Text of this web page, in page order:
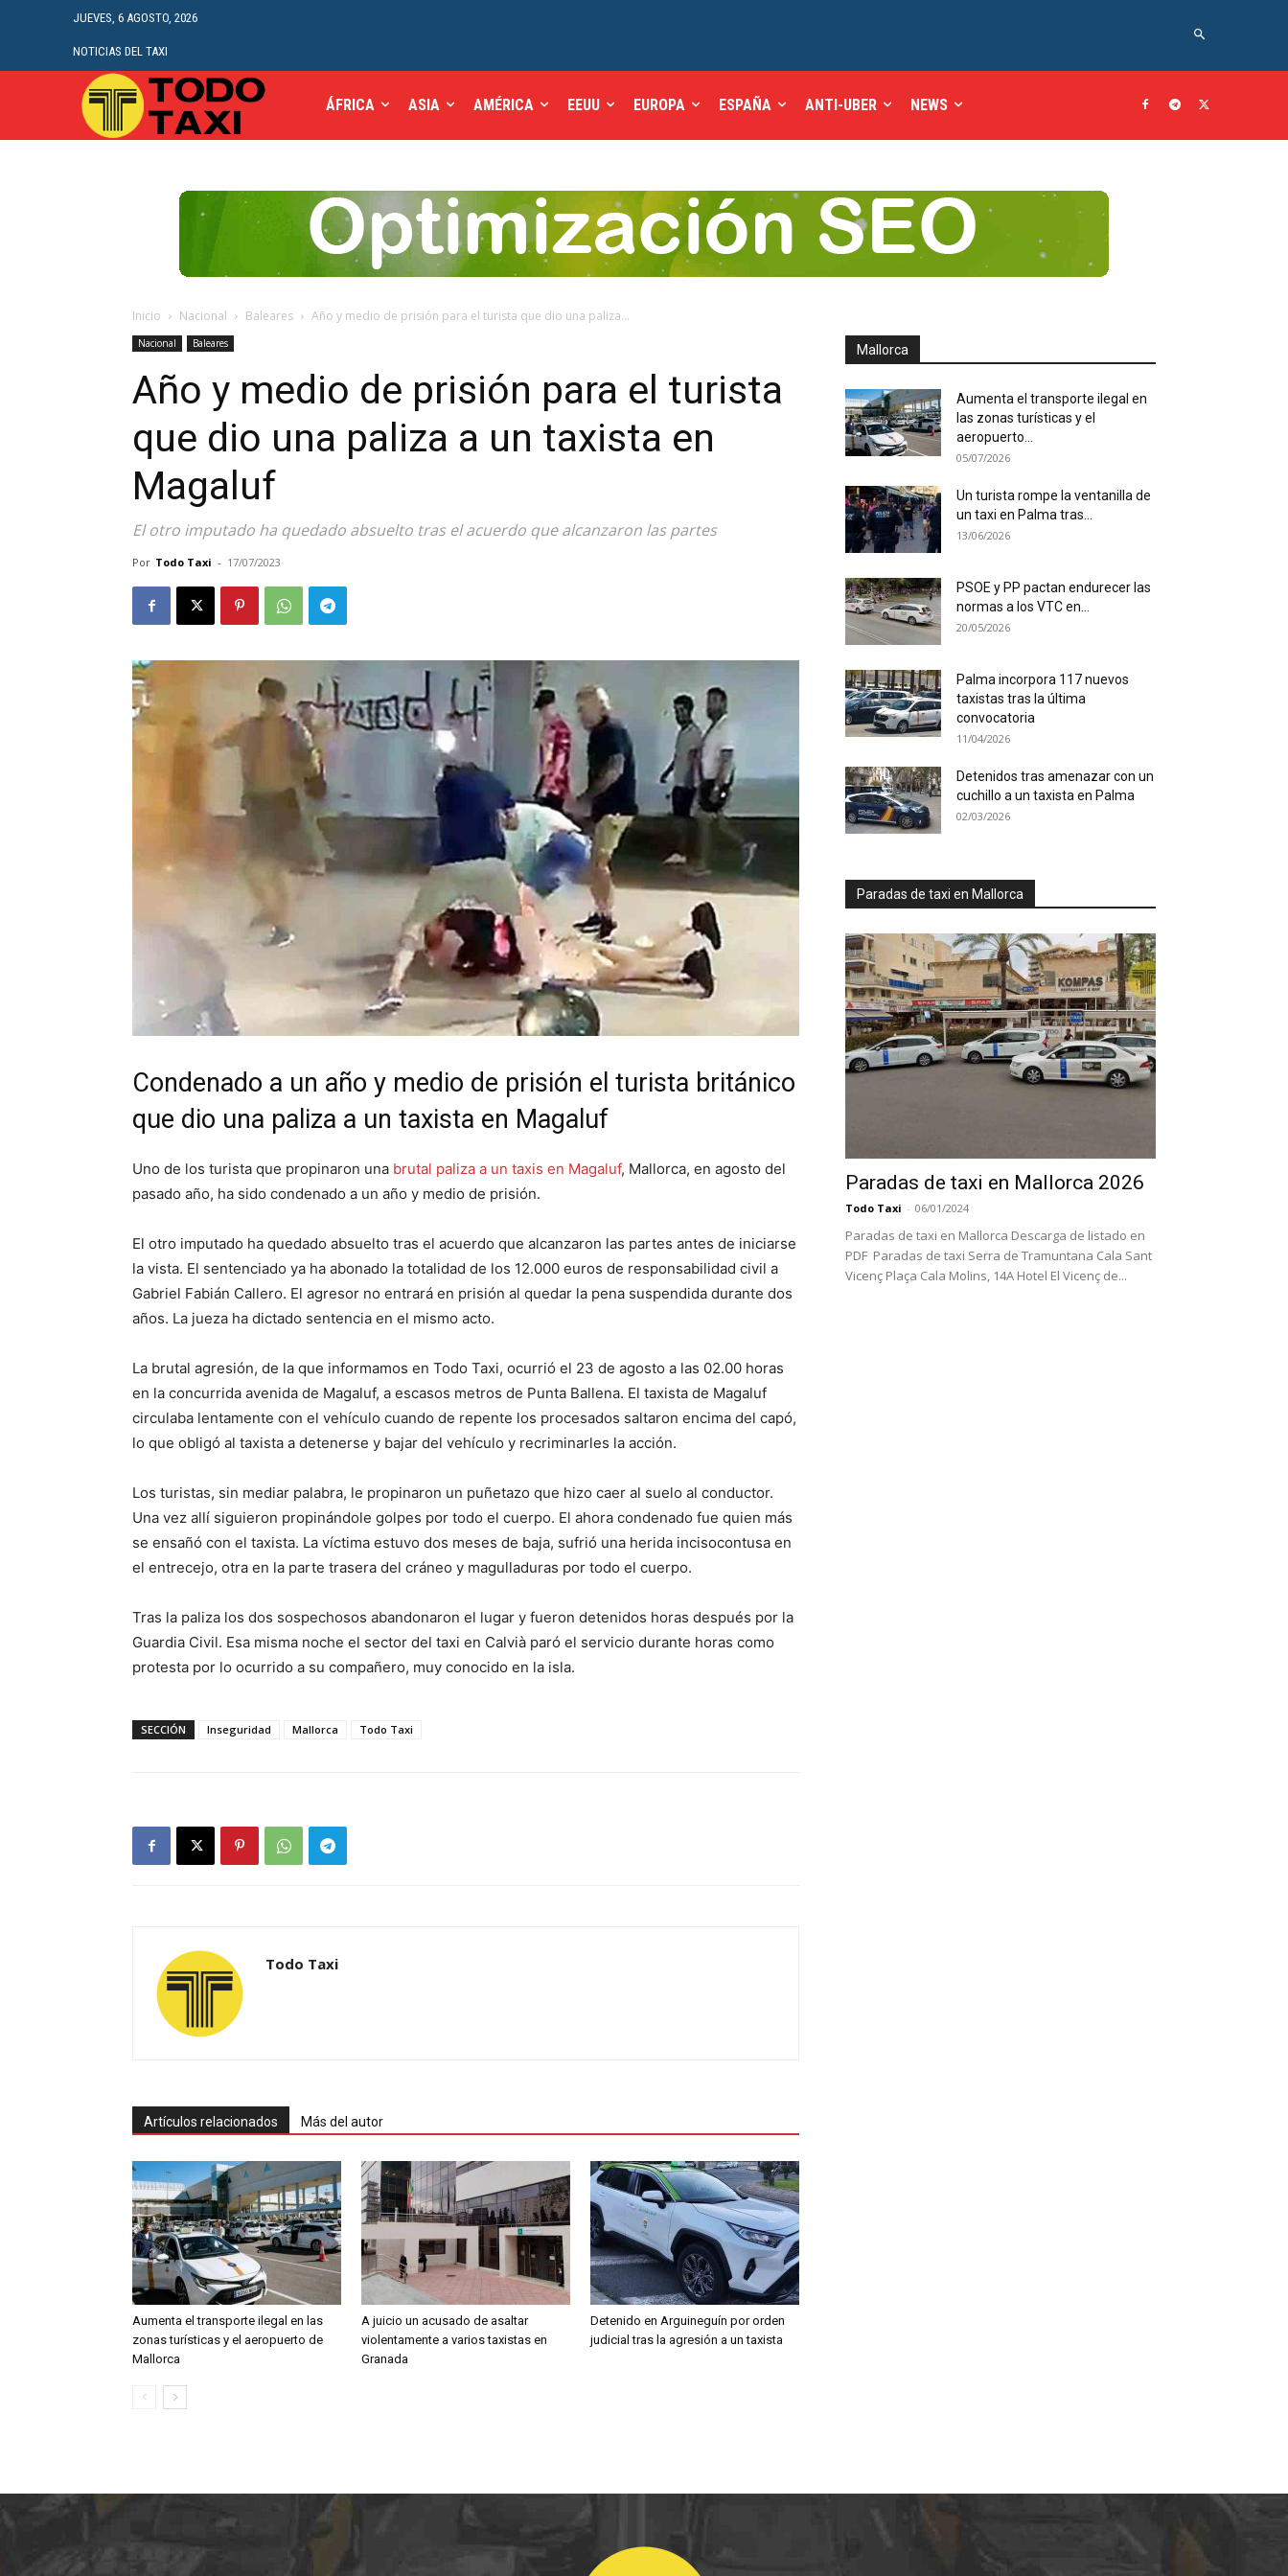
JUEVES, 6 AGOSTO, 2026
NOTICIAS DEL TAXI
ÁFRICA ASIA AMÉRICA EEUU EUROPA ESPAÑA ANTI-UBER NEWS
Inicio Nacional Baleares Año y medio de prisión para el turista que dio una paliza...
Nacional Baleares
Año y medio de prisión para el turista
que dio una paliza a un taxista en
Magaluf
El otro imputado ha quedado absuelto tras el acuerdo que alcanzaron las partes
Por Todo Taxi - 17/07/2023
Condenado a un año y medio de prisión el turista británico
que dio una paliza a un taxista en Magaluf
Uno de los turista que propinaron una brutal paliza a un taxis en Magaluf, Mallorca, en agosto del
pasado año, ha sido condenado a un año y medio de prisión.
El otro imputado ha quedado absuelto tras el acuerdo que alcanzaron las partes antes de iniciarse
la vista. El sentenciado ya ha abonado la totalidad de los 12.000 euros de responsabilidad civil a
Gabriel Fabián Callero. El agresor no entrará en prisión al quedar la pena suspendida durante dos
años. La jueza ha dictado sentencia en el mismo acto.
La brutal agresión, de la que informamos en Todo Taxi, ocurrió el 23 de agosto a las 02.00 horas
en la concurrida avenida de Magaluf, a escasos metros de Punta Ballena. El taxista de Magaluf
circulaba lentamente con el vehículo cuando de repente los procesados saltaron encima del capó,
lo que obligó al taxista a detenerse y bajar del vehículo y recriminarles la acción.
Los turistas, sin mediar palabra, le propinaron un puñetazo que hizo caer al suelo al conductor.
Una vez allí siguieron propinándole golpes por todo el cuerpo. El ahora condenado fue quien más
se ensañó con el taxista. La víctima estuvo dos meses de baja, sufrió una herida incisocontusa en
el entrecejo, otra en la parte trasera del cráneo y magulladuras por todo el cuerpo.
Tras la paliza los dos sospechosos abandonaron el lugar y fueron detenidos horas después por la
Guardia Civil. Esa misma noche el sector del taxi en Calvià paró el servicio durante horas como
protesta por lo ocurrido a su compañero, muy conocido en la isla.
SECCIÓN Inseguridad Mallorca Todo Taxi
Todo Taxi
Artículos relacionados Más del autor
Aumenta el transporte ilegal en las
zonas turísticas y el aeropuerto de
Mallorca
A juicio un acusado de asaltar
violentamente a varios taxistas en
Granada
Detenido en Arguineguín por orden
judicial tras la agresión a un taxista
Mallorca
Aumenta el transporte ilegal en
las zonas turísticas y el
aeropuerto...
05/07/2026
Un turista rompe la ventanilla de
un taxi en Palma tras...
13/06/2026
PSOE y PP pactan endurecer las
normas a los VTC en...
20/05/2026
Palma incorpora 117 nuevos
taxistas tras la última
convocatoria
11/04/2026
Detenidos tras amenazar con un
cuchillo a un taxista en Palma
02/03/2026
Paradas de taxi en Mallorca
Paradas de taxi en Mallorca 2026
Todo Taxi - 06/01/2024
Paradas de taxi en Mallorca Descarga de listado en
PDF Paradas de taxi Serra de Tramuntana Cala Sant
Vicenç Plaça Cala Molins, 14A Hotel El Vicenç de...